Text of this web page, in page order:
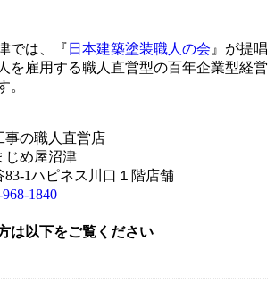
では、『 日本建築塗装職人の会 』が提唱
を雇用する職人直営型の百年企業型経営
。
事の職人直営店
じめ屋沼津
1ハピネス川口１階店舗
1840
は以下をご覧ください